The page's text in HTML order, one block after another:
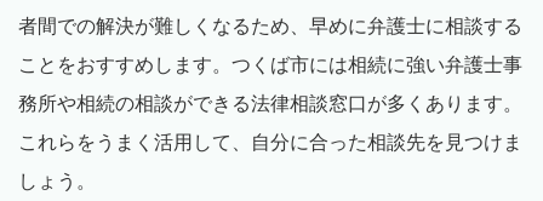
者間での解決が難しくなるため、早めに弁護士に相談する
ことをおすすめします。つくば市には相続に強い弁護士事
務所や相続の相談ができる法律相談窓口が多くあります。
これらをうまく活用して、自分に合った相談先を見つけま
しょう。